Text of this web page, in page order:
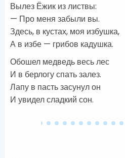
Вылез Ёжик из листвы:
— Про меня забыли вы.
Здесь, в кустах, моя избушка,
А в избе — грибов кадушка.
Обошел медведь весь лес
И в берлогу спать залез.
Лапу в пасть засунул он
И увидел сладкий сон.